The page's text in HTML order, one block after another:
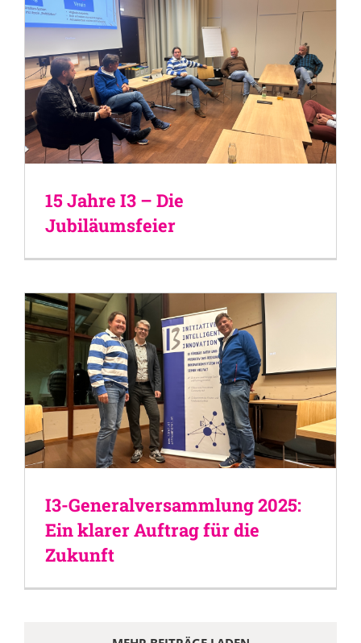
15 Jahre I3 – Die
Jubiläumsfeier
I3-Generalversammlung 2025:
Ein klarer Auftrag für die
Zukunft